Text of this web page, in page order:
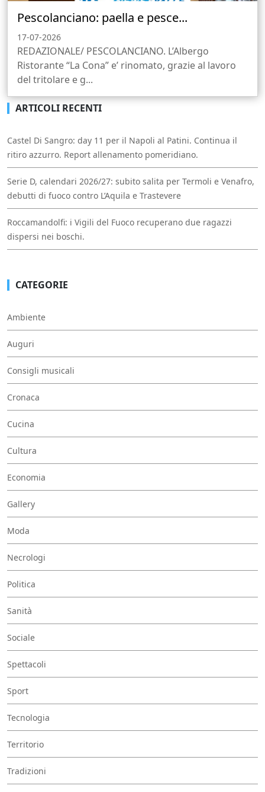
Pescolanciano: paella e pesce...
17-07-2026
REDAZIONALE/ PESCOLANCIANO. L’Albergo
Ristorante “La Cona” e’ rinomato, grazie al lavoro
del tritolare e g...
ARTICOLI RECENTI
Castel Di Sangro: day 11 per il Napoli al Patini. Continua il
ritiro azzurro. Report allenamento pomeridiano.
Serie D, calendari 2026/27: subito salita per Termoli e Venafro,
debutti di fuoco contro L’Aquila e Trastevere
Roccamandolfi: i Vigili del Fuoco recuperano due ragazzi
dispersi nei boschi.
CATEGORIE
Ambiente
Auguri
Consigli musicali
Cronaca
Cucina
Cultura
Economia
Gallery
Moda
Necrologi
Politica
Sanità
Sociale
Spettacoli
Sport
Tecnologia
Territorio
Tradizioni